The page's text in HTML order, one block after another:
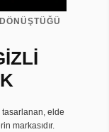
tasarlanan, elde
markasıdır.